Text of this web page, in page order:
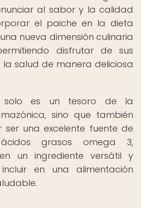
al sabor y la calidad
el paiche en la dieta
nueva dimensión culinaria
disfrutar de sus
salud de manera deliciosa
solo es un tesoro de la
sino que también
una excelente fuente de
grasos omega 3,
un ingrediente versátil y
en una alimentación